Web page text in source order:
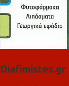
Diafimistes.gr